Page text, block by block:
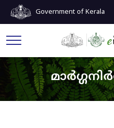
Government of Kerala